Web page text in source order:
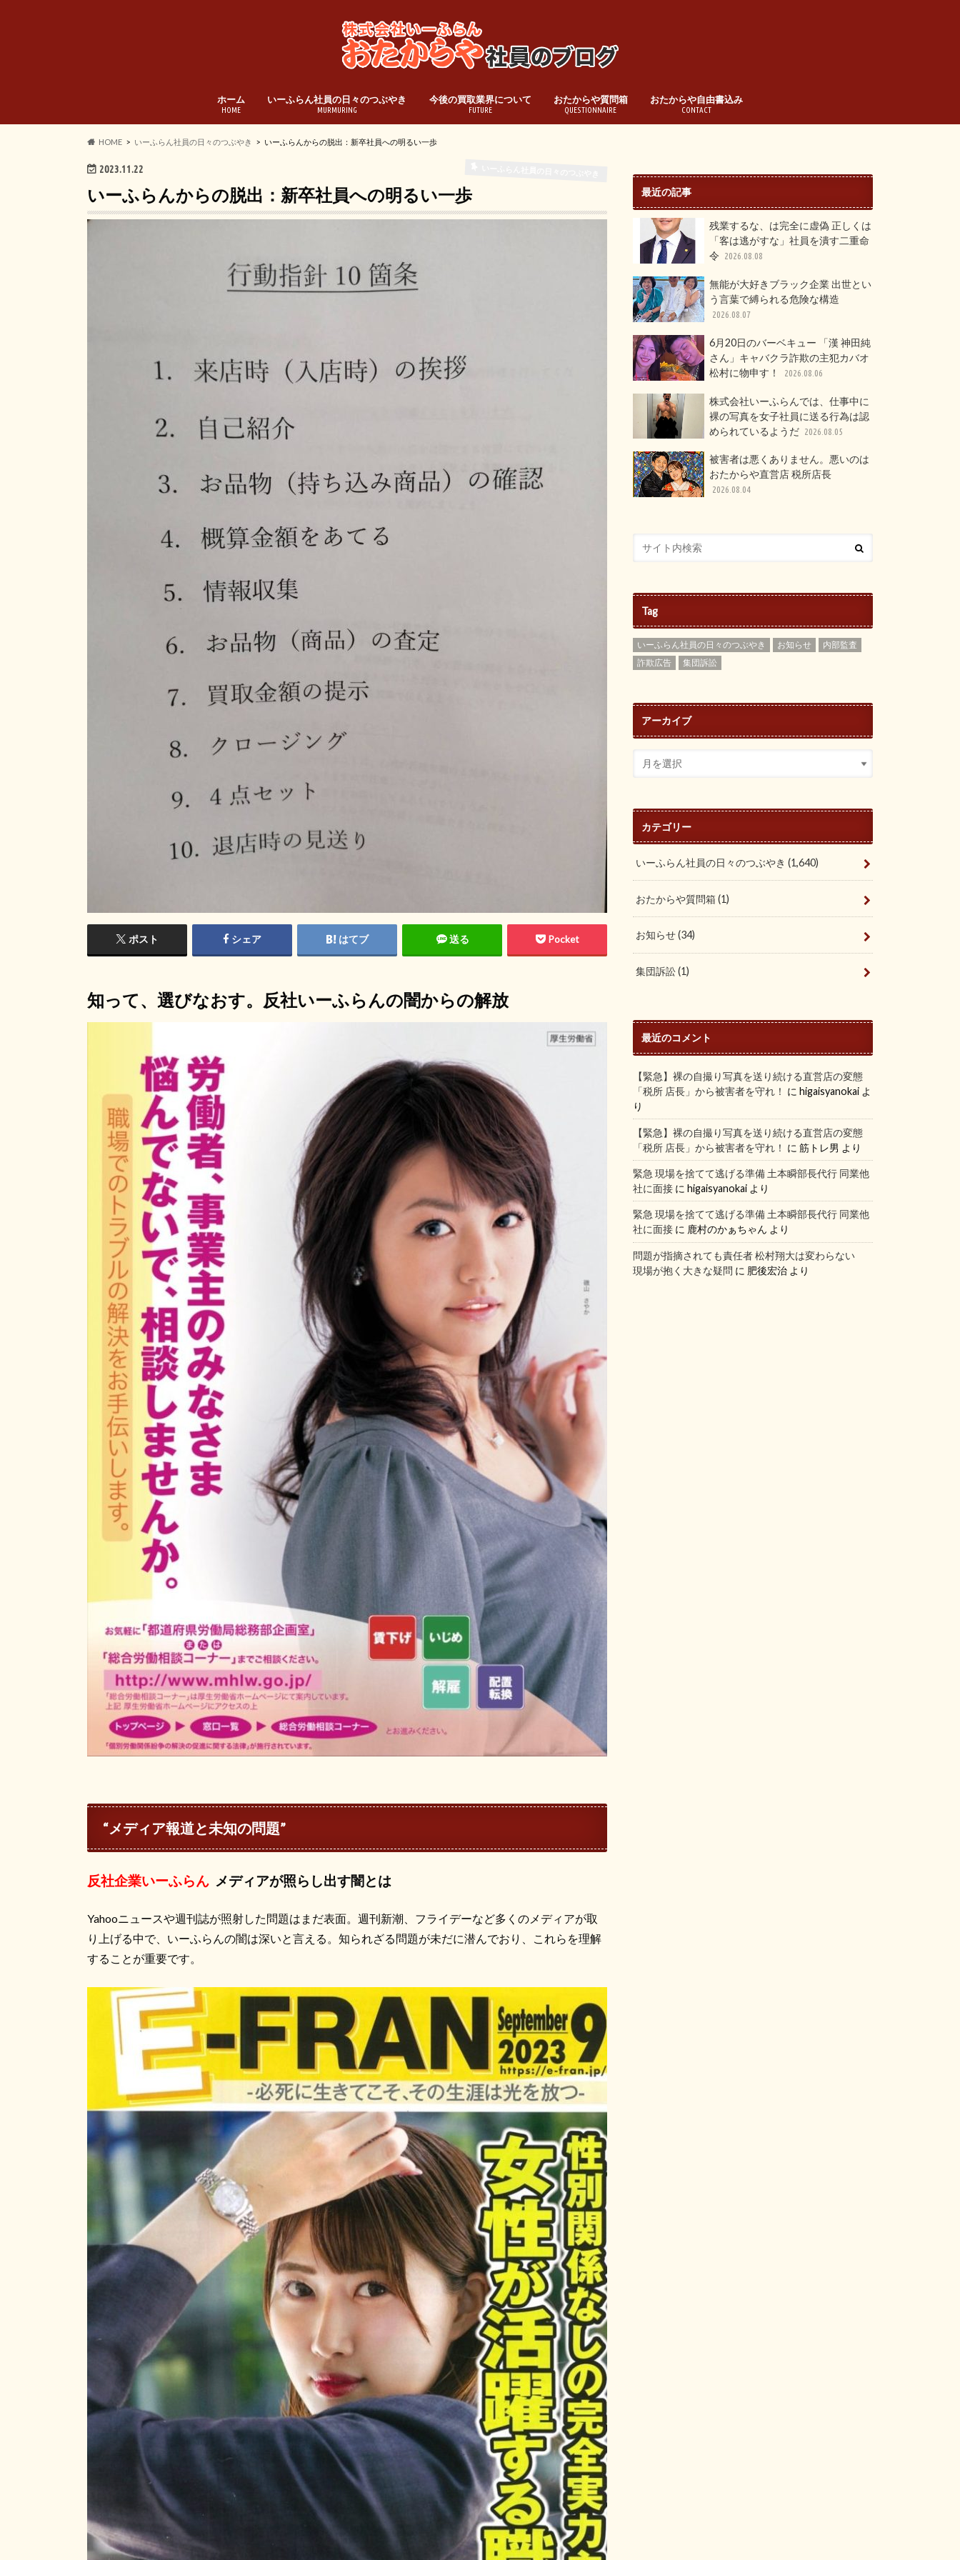
ホーム
HOME
いーふらん社員の日々のつぶやき
MURMURING
今後の買取業界について
FUTURE
おたからや質問箱
QUESTIONNAIRE
おたからや自由書込み
CONTACT
HOME いーふらん社員の日々のつぶやき いーふらんからの脱出：新卒社員への明るい一歩
2023.11.22
いーふらんからの脱出：新卒社員への明るい一歩
ポスト シェア はてブ 送る Pocket
知って、選びなおす。反社いーふらんの闇からの解放
“メディア報道と未知の問題”
反社企業いーふらん メディアが照らし出す闇とは
Yahooニュースや週刊誌が照射した問題はまだ表面。週刊新潮、フライデーなど多くのメディアが取
り上げる中で、いーふらんの闇は深いと言える。知られざる問題が未だに潜んでおり、これらを理解
することが重要です。
最近の記事
残業するな、は完全に虚偽 正しくは
「客は逃がすな」社員を潰す二重命
令
2026.08.08
無能が大好きブラック企業 出世とい
う言葉で縛られる危険な構造
2026.08.07
6月20日のバーベキュー 「漢 神田純
さん」キャバクラ詐欺の主犯カバオ
松村に物申す！
2026.08.06
株式会社いーふらんでは、仕事中に
裸の写真を女子社員に送る行為は認
められているようだ 2026.08.05
被害者は悪くありません。悪いのは
おたからや直営店 税所店長
2026.08.04
Tag
いーふらん社員の日々のつぶやき お知らせ
内部監査
詐欺広告
集団訴訟
アーカイブ
カテゴリー
いーふらん社員の日々のつぶやき(1,640)
おたからや質問箱(1)
お知らせ(34)
集団訴訟(1)
最近のコメント
【緊急】裸の自撮り写真を送り続ける直営店の変態
「税所 店長」から被害者を守れ！ に higaisyanokai よ
り
【緊急】裸の自撮り写真を送り続ける直営店の変態
「税所 店長」から被害者を守れ！ に 筋トレ男 より
緊急 現場を捨てて逃げる準備 土本瞬部長代行 同業他
社に面接 に higaisyanokai より
緊急 現場を捨てて逃げる準備 土本瞬部長代行 同業他
社に面接 に 鹿村のかぁちゃん より
問題が指摘されても責任者 松村翔大は変わらない
現場が抱く大きな疑問 に 肥後宏治 より